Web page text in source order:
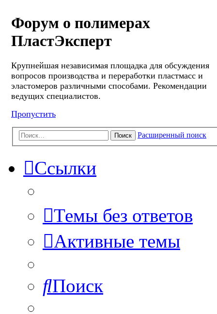
Форум о полимерах
ПластЭксперт
Крупнейшая независимая площадка для обсуждения
вопросов производства и переработки пластмасс и
эластомеров различными способами. Рекомендации
ведущих специалистов.
Пропустить
Поиск Расширенный поиск
Ссылки
Темы без ответов
Активные темы
Поиск